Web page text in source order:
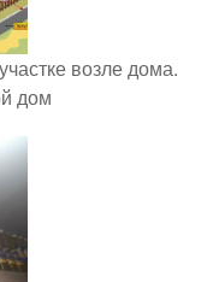
возле дома.
дом